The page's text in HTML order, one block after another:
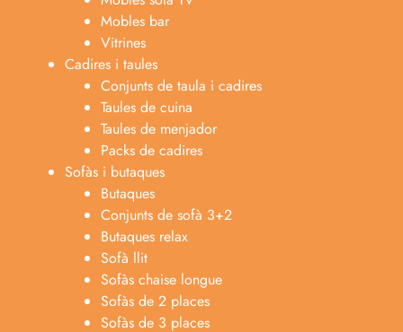
Mobles bar
Vitrines
Cadires i taules
Conjunts de taula i cadires
Taules de cuina
Taules de menjador
Packs de cadires
Sofàs i butaques
Butaques
Conjunts de sofà 3+2
Butaques relax
Sofà llit
Sofàs chaise longue
Sofàs de 2 places
Sofàs de 3 places
Lun-dom 9:00am-10pm